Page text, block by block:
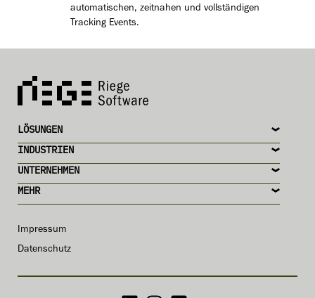
automatischen, zeitnahen und vollständigen
Tracking Events.
MEHR
UNTERNEHMEN
INDUSTRIEN
LÖSUNGEN
Impressum
Datenschutz